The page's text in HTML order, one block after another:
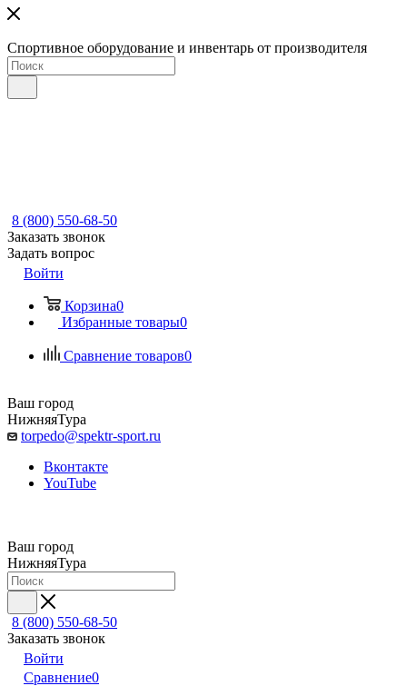
Спортивное оборудование и инвентарь от производителя
8 (800) 550-68-50
Заказать звонок
Задать вопрос
Войти
Корзина0
Избранные товары0
Сравнение товаров0
Ваш город
НижняяТура
torpedo@spektr-sport.ru
Вконтакте
YouTube
Ваш город
НижняяТура
8 (800) 550-68-50
Заказать звонок
Войти
Сравнение0